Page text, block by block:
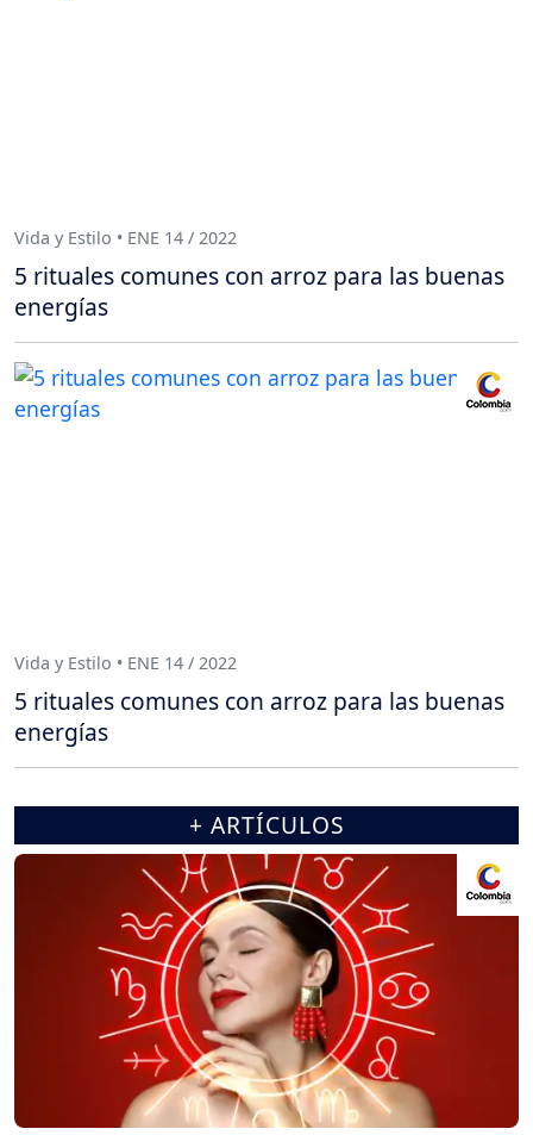
Vida y Estilo • ENE 14 / 2022
5 rituales comunes con arroz para las buenas
energías
Vida y Estilo • ENE 14 / 2022
5 rituales comunes con arroz para las buenas
energías
+ ARTÍCULOS